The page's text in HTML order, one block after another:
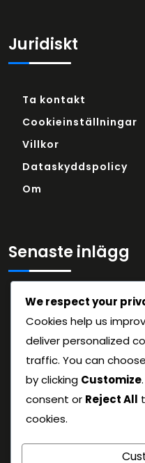
Juridiskt
Ta kontakt
Cookieinställningar
Villkor
Dataskyddspolicy
Om
Senaste inlägg
Teamdynamik i 6-3-
Sammanhållning,
Motståndaranalys
Förberedelse,
Lagarbete i 6-3-1-
Spelarinteraktioner,
Ledarskap, laganda
We respect your
Cookies help us
deliver personalized
traffic. You can
by clicking Customize
consent or Reject All
cookies.